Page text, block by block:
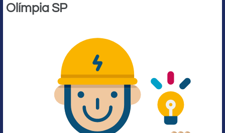
Olímpia SP